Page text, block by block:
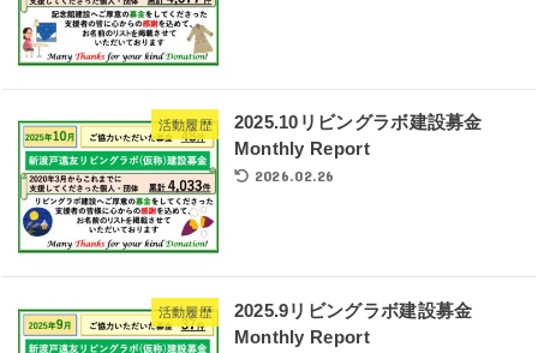
活動履歴
2025.10リビングラボ建設募金
Monthly Report
2026.02.26
活動履歴
2025.9リビングラボ建設募金
Monthly Report